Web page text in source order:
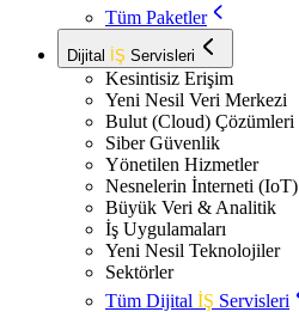
Tüm Paketler
Dijital İŞ Servisleri
Kesintisiz Erişim
Yeni Nesil Veri Merkezi
Bulut (Cloud) Çözümleri
Siber Güvenlik
Yönetilen Hizmetler
Nesnelerin İnterneti (IoT)
Büyük Veri & Analitik
İş Uygulamaları
Yeni Nesil Teknolojiler
Sektörler
Tüm Dijital İŞ Servisleri